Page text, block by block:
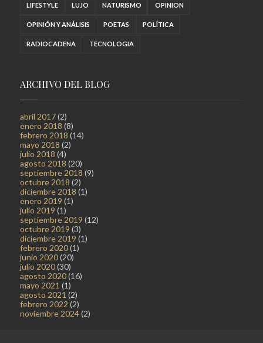
LIFESTYLE LUJO NATURISMO OPINION
OPINIÓN Y ANÁLISIS POETAS POLÍTICA
RADIOCADENA TECNOLOGIA
ARCHIVO DEL BLOG
abril 2017(2)
enero 2018 (8)
febrero 2018 (14)
mayo 2018 (2)
julio 2018 (4)
agosto 2018 (20)
septiembre 2018 (9)
octubre 2018 (2)
diciembre 2018 (1)
enero 2019 (1)
julio 2019 (1)
septiembre 2019 (12)
octubre 2019 (3)
diciembre 2019 (1)
febrero 2020(1)
junio 2020(20)
julio 2020(30)
agosto 2020(16)
mayo 2021 (1)
agosto 2021 (2)
febrero 2022 (2)
noviembre 2024(2)